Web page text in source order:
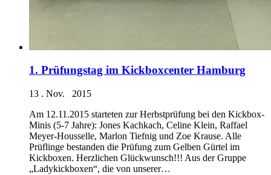
1. Prüfungstag im Kickboxcenter Hamburg
13 . Nov. 2015
Am 12.11.2015 starteten zur Herbstprüfung bei den Kickbox-
Minis (5-7 Jahre): Jones Kachkach, Celine Klein, Raffael
Meyer-Housselle, Marlon Tiefnig und Zoe Krause. Alle
Prüflinge bestanden die Prüfung zum Gelben Gürtel im
Kickboxen. Herzlichen Glückwunsch!!! Aus der Gruppe
„Ladykickboxen“, die von unserer…